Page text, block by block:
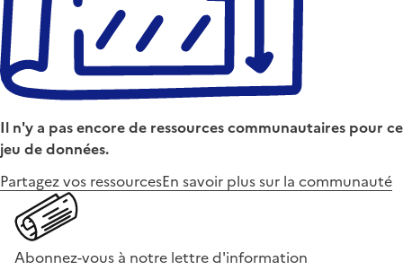
Il n'y a pas encore de ressources communautaires pour ce
jeu de données.
Partagez vos ressourcesEn savoir plus sur la communauté
Abonnez-vous à notre lettre d'information